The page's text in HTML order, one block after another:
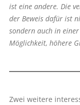
ist eine andere. Die
der Beweis dafür ist
sondern auch in
Möglichkeit, höhere
Zwei weitere